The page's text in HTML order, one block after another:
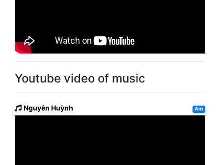
Youtube video of music
Nguyễn Huỳnh Am